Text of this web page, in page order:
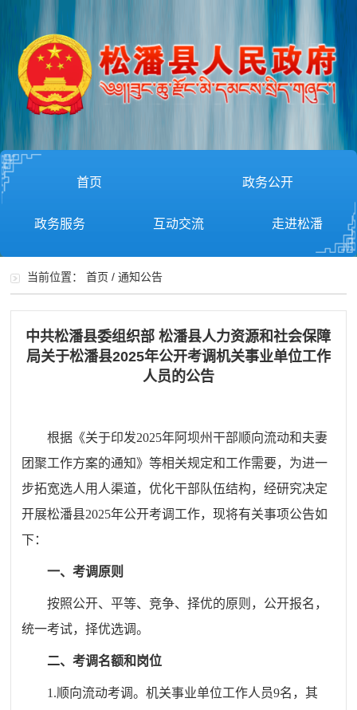
首页 政务公开
政务服务 互动交流 走进松潘
当前位置：首页 /通知公告
中共松潘县委组织部 松潘县人力资源和社会保障
局关于松潘县2025年公开考调机关事业单位工作
人员的公告
根据《关于印发2025年阿坝州干部顺向流动和夫妻
团聚工作方案的通知》等相关规定和工作需要，为进一
步拓宽选人用人渠道，优化干部队伍结构，经研究决定
开展松潘县2025年公开考调工作，现将有关事项公告如
下：
一、考调原则
按照公开、平等、竞争、择优的原则，公开报名，
统一考试，择优选调。
二、考调名额和岗位
1.顺向流动考调。机关事业单位工作人员9名，其